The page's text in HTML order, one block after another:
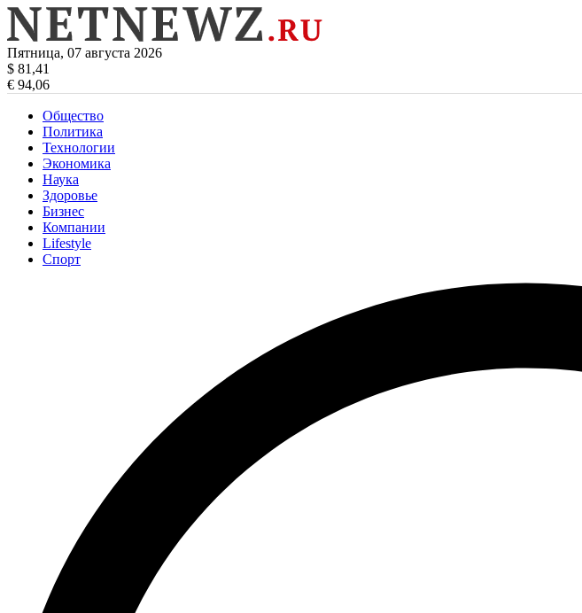
Пятница, 07 августа 2026
$ 81,41
€ 94,06
Общество
Политика
Технологии
Экономика
Наука
Здоровье
Бизнес
Компании
Lifestyle
Спорт